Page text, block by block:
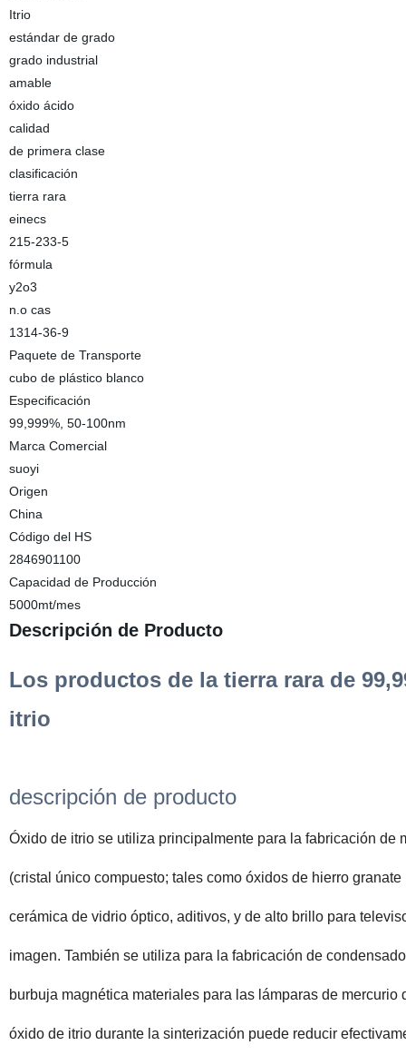
Itrio
estándar de grado
grado industrial
amable
óxido ácido
calidad
de primera clase
clasificación
tierra rara
einecs
215-233-5
fórmula
y2o3
n.o cas
1314-36-9
Paquete de Transporte
cubo de plástico blanco
Especificación
99,999%, 50-100nm
Marca Comercial
suoyi
Origen
China
Código del HS
2846901100
Capacidad de Producción
5000mt/mes
Descripción de Producto
Los productos de la tierra rara de
itrio
descripción de producto
Óxido de itrio se utiliza principalmente para la fabricación
(cristal único compuesto; tales como óxidos de hierro
cerámica de vidrio óptico, aditivos, y de alto brillo para
imagen. También se utiliza para la fabricación de
burbuja magnética materiales para las lámparas de
óxido de itrio durante la sinterización puede reducir